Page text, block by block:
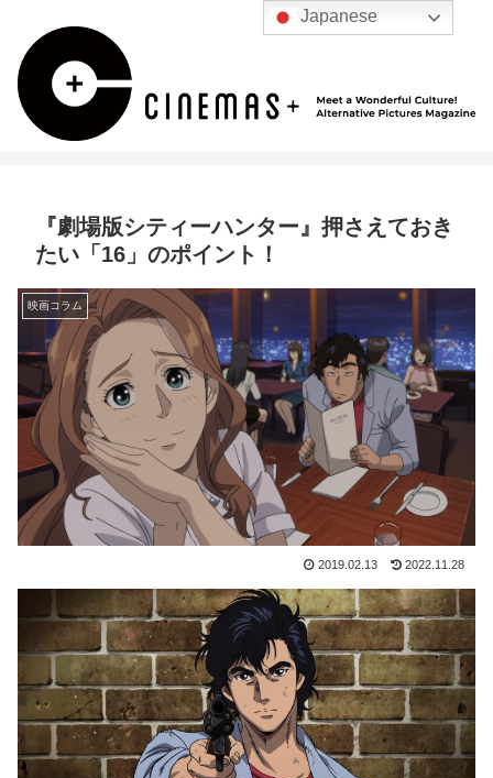
『劇場版シティーハンター』押さえておき
たい「16」のポイント！
映画コラム
2019.02.13 2022.11.28
Japanese